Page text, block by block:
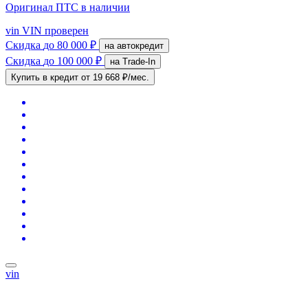
Оригинал ПТС в наличии
vin VIN проверен
Скидка до 80 000 ₽ на автокредит
Скидка до 100 000 ₽
на Trade-In
Купить в кредит от 19 668 ₽/мес.
vin